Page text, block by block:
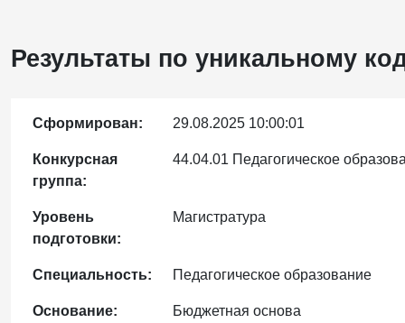
Результаты по уникальному
Сформирован: 29.08.2025 10:00:01
Конкурсная
группа:
44.04.01 Педагогическое
Уровень
подготовки:
Магистратура
Специальность: Педагогическое образование
Основание: Бюджетная основа